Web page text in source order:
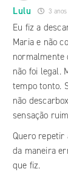
Lulu 3
Eu fiz a
Maria e não
normalmente
não foi legal.
tempo tonto.
não
sensação
Quero repetir
da maneira
que fiz.